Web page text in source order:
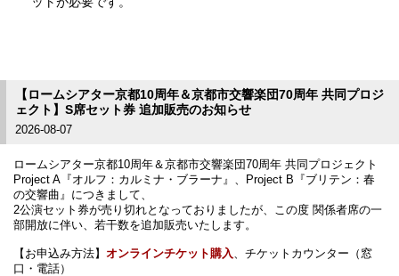
【ロームシアター京都10周年＆京都市交響楽団70周年 共同プロジ
ェクト】S席セット券 追加販売のお知らせ
2026-08-07
ロームシアター京都10周年＆京都市交響楽団70周年 共同プロジェクト
Project A『オルフ：カルミナ・ブラーナ』、Project B『ブリテン：春
の交響曲』につきまして、
2公演セット券が売り切れとなっておりましたが、この度 関係者席の一
部開放に伴い、若干数を追加販売いたします。
【お申込み方法】 オンラインチケット購入、チケットカウンター（窓
口・電話）